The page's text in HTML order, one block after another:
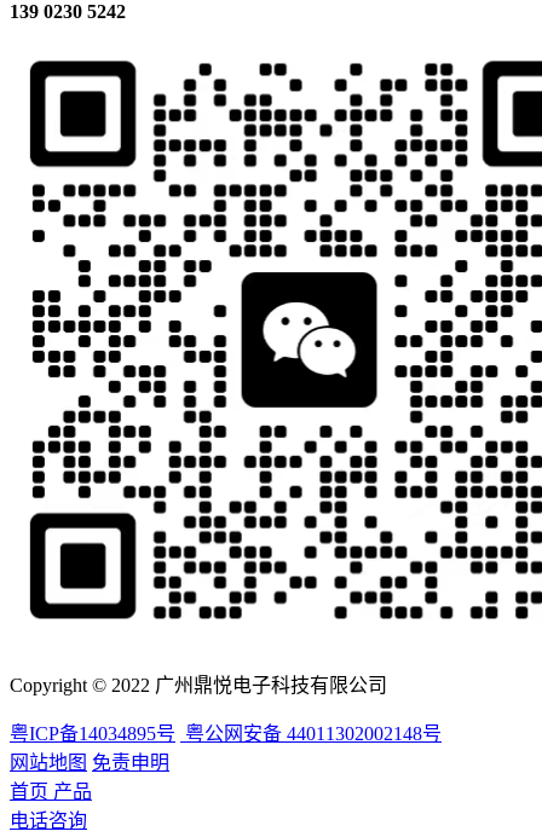
139 0230 5242
Copyright © 2022 广州鼎悦电子科技有限公司
粤ICP备14034895号 粤公网安备 44011302002148号
网站地图 免责申明
首页 产品
电话咨询